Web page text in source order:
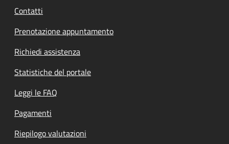
Contatti
Prenotazione appuntamento
Richiedi assistenza
Statistiche del portale
Leggi le FAQ
Pagamenti
Riepilogo valutazioni